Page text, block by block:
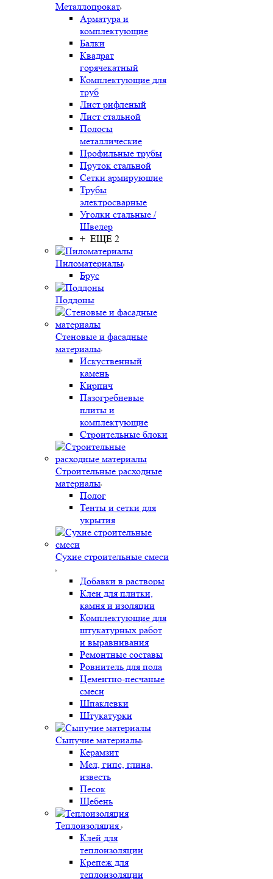
Металлопрокат
Арматура и
комплектующие
Балки
Квадрат
горячекатный
Комплектующие для
труб
Лист рифленый
Лист стальной
Полосы
металлические
Профильные трубы
Пруток стальной
Сетки армирующие
Трубы
электросварные
Уголки стальные /
Швелер
+ ЕЩЕ 2
Пиломатериалы
Брус
Поддоны
Стеновые и фасадные
материалы
Искуственный
камень
Кирпич
Пазогребневые
плиты и
комплектующие
Строительные блоки
Строительные расходные
материалы
Полог
Тенты и сетки для
укрытия
Сухие строительные смеси
Добавки в растворы
Клеи для плитки,
камня и изоляции
Комплектующие для
штукатурных работ
и выравнивания
Ремонтные составы
Ровнитель для пола
Цементно-песчаные
смеси
Шпаклевки
Штукатурки
Сыпучие материалы
Керамзит
Мел, гипс, глина,
известь
Песок
Щебень
Теплоизоляция
Клей для
теплоизоляции
Крепеж для
теплоизоляции